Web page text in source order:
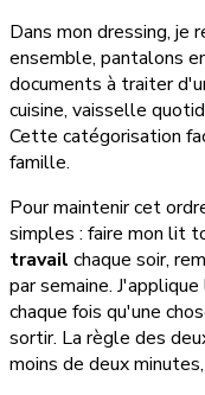
Dans mon dressing, je
ensemble, pantalons
documents à traiter
cuisine, vaisselle
Cette catégorisation
famille.
Pour maintenir cet
simples : faire mon lit
travail chaque soir,
par semaine.
chaque fois qu'une
sortir. La règle des
moins de deux